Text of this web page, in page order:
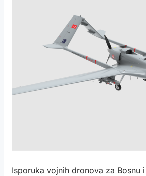
Isporuka vojnih dronova za Bosnu